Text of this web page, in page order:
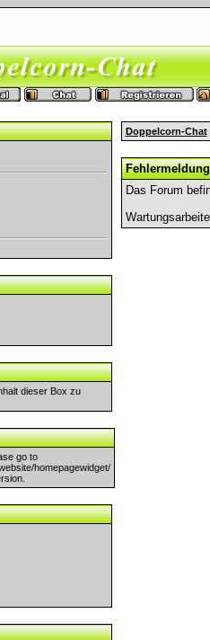
dieser Box zu
go to
homepagewidget/
Doppelcorn-Chat
Fehlermeldung
Das Forum